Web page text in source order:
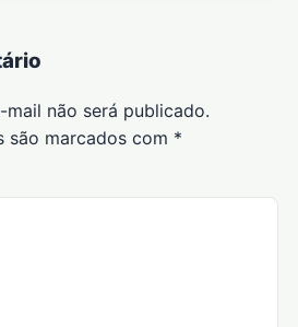
mail não será publicado.
são marcados com *